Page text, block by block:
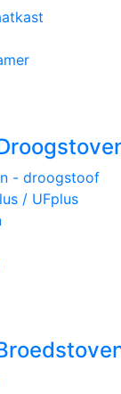
- droogstoof
/ UFplus